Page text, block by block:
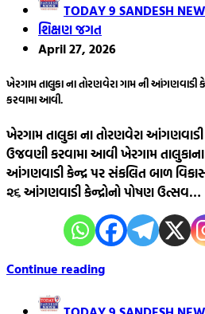
TODAY 9 SANDESH
શિક્ષણ જગત
April 27, 2026
ખેરગામ તાલુકા ના તોરણવેરા ગામ ની
કરવામા આવી.
ખેરગામ તાલુકા ના તોરણવેરા
ઉજવણી કરવામા આવી ખેરગામ
આંગણવાડી કેન્દ્ર પર સંકલિત બાળ
૨૬ આંગણવાડી કેન્દ્રોનો પોષણ ઉત્સવ…
Continue reading